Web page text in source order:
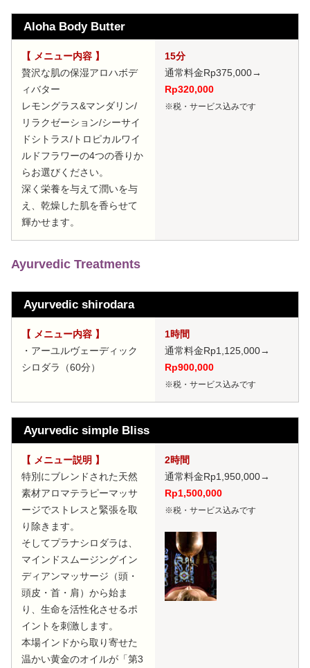
Aloha Body Butter
【 メニュー内容 】
贅沢な肌の保湿アロハボデ
ィバター
レモングラス&マンダリン/
リラクゼーション/シーサイ
ドシトラス/トロピカルワイ
ルドフラワーの4つの香りか
らお選びください。
深く栄養を与えて潤いを与
え、乾燥した肌を香らせて
輝かせます。
15分
通常料金Rp375,000→
Rp320,000
※税・サービス込みです
Ayurvedic Treatments
Ayurvedic shirodara
【 メニュー内容 】
・アーユルヴェーディック
シロダラ（60分）
1時間
通常料金Rp1,125,000→
Rp900,000
※税・サービス込みです
Ayurvedic simple Bliss
【 メニュー説明 】
特別にブレンドされた天然
素材アロマテラピーマッサ
ージでストレスと緊張を取
り除きます。
そしてプラナシロダラは、
マインドスムージングイン
ディアンマッサージ（頭・
頭皮・首・肩）から始ま
り、生命を活性化させるポ
イントを刺激します。
本場インドから取り寄せた
温かい黄金のオイルが「第3
2時間
通常料金Rp1,950,000→
Rp1,500,000
※税・サービス込みです